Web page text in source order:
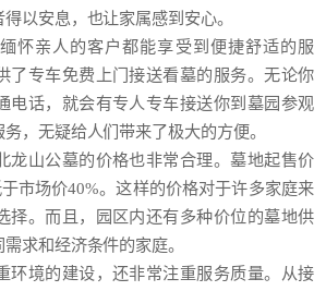
以安息，也让家属感到安心。
怀亲人的客户都能享受到便捷舒适的服
了专车免费上门接送看墓的服务。无论你
电话，就会有专人专车接送你到墓园参观
，无疑给人们带来了极大的方便。
龙山公墓的价格也非常合理。墓地起售价
市场价40%。这样的价格对于许多家庭来
择。而且，园区内还有多种价位的墓地供
求和经济条件的家庭。
环境的建设，还非常注重服务质量。从接